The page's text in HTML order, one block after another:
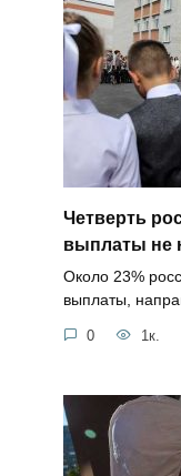
Четверть
выплаты не
Около 23%
выплаты,
0 1к.